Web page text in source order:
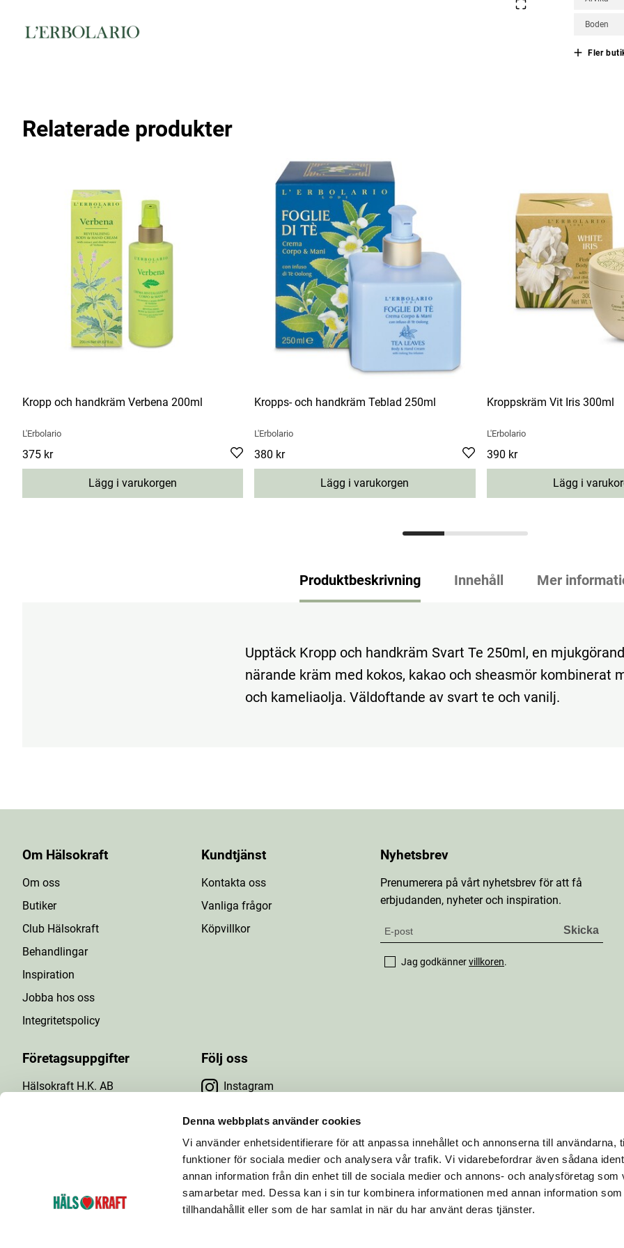
Denna webbplats använder cookies
Vi använder enhetsidentifierare för att anpassa innehållet och annonserna till användarna,
funktioner för sociala medier och analysera vår trafik. Vi vidarebefordrar även sådana
annan information från din enhet till de sociala medier och annons- och analysföretag som
samarbetar med. Dessa kan i sin tur kombinera informationen med annan information
tillhandahållit eller som de har samlat in när du har använt deras tjänster.
Boden
Fler
Relaterade produkter
Kropp och handkräm Verbena 200ml
L'Erbolario
Pris :375 kr
375 kr
Lägg i varukorgen
Kropps- och handkräm Teblad 250ml
L'Erbolario
Pris :380 kr
380 kr
Lägg i varukorgen
Kroppskräm Vit Iris 300ml
L'Erbolario
Pris :390 kr
390 kr
Lägg i
Produktbeskrivning Innehåll Mer
Upptäck Kropp och handkräm Svart Te 250ml, en
närande kräm med kokos, kakao och sheasmör kombinerat
och kameliaolja. Väldoftande av svart te och vanilj.
Om Hälsokraft
Om oss
Butiker
Club Hälsokraft
Behandlingar
Inspiration
Jobba hos oss
Integritetspolicy
Kundtjänst
Kontakta oss
Vanliga frågor
Köpvillkor
Företagsuppgifter
Hälsokraft H.K. AB
Följ oss
Instagram
Facebook
YouTube
Nyhetsbrev
Prenumerera på vårt nyhetsbrev för att få
erbjudanden, nyheter och inspiration.
Jag godkännervillkoren.